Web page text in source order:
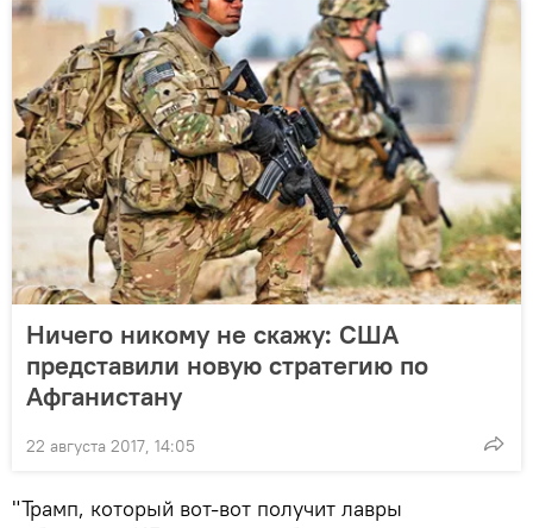
Ничего никому не скажу: США
представили новую стратегию по
Афганистану
22 августа 2017, 14:05
"Трамп, который вот-вот получит лавры